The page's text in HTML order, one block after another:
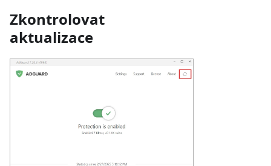
Zkontrolovat
aktualizace